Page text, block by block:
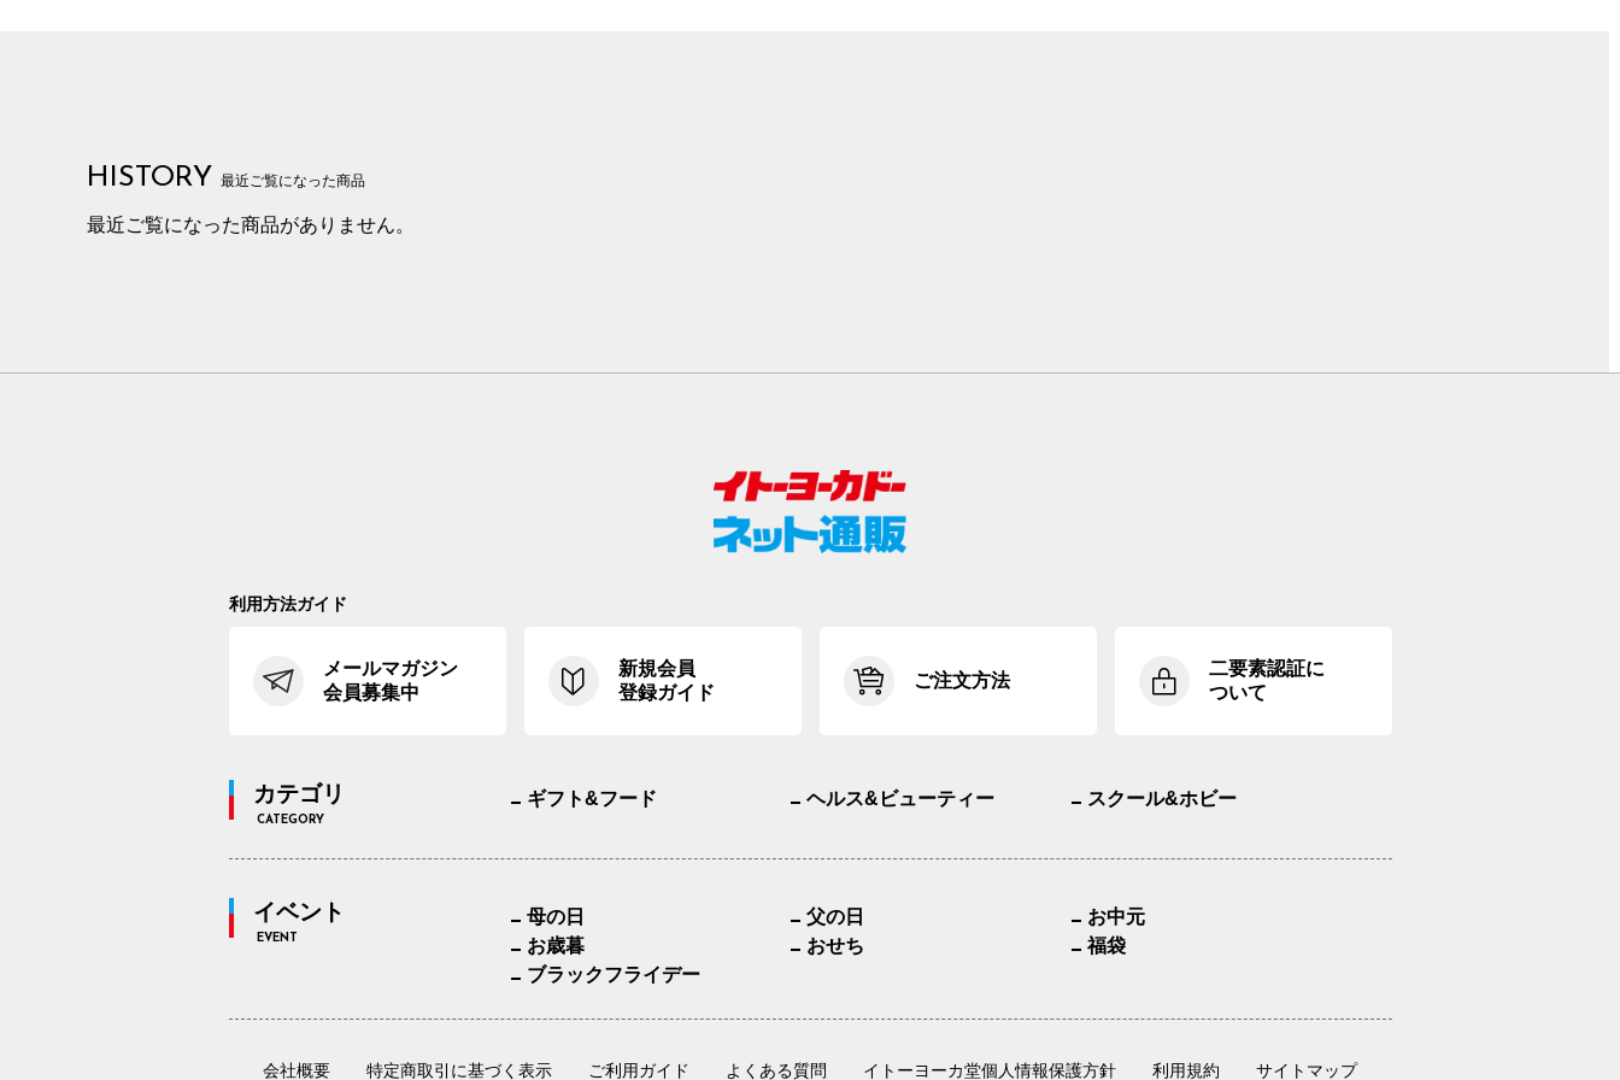
HISTORY 最近ご覧になった商品
最近ご覧になった商品がありません。
利用方法ガイド
メールマガジン
会員募集中
新規会員
登録ガイド
ご注文方法
二要素認証に
ついて
カテゴリ
CATEGORY
ギフト&フード ヘルス&ビューティー スクール&ホビー
イベント
EVENT
母の日 父の日
お中元
お歳暮
おせち
福袋
ブラックフライデー
会社概要 特定商取引に基づく表示 ご利用ガイド よくある質問 イトーヨーカ堂個人情報保護方針 利用規約 サイトマップ